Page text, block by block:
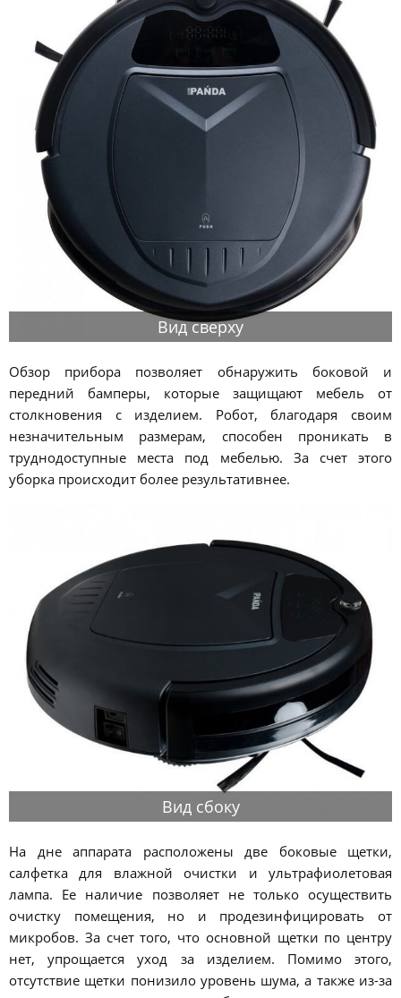
Вид сверху
Обзор прибора позволяет обнаружить боковой и
передний бамперы, которые защищают мебель от
столкновения с изделием. Робот, благодаря своим
незначительным размерам, способен проникать в
труднодоступные места под мебелью. За счет этого
уборка происходит более результативнее.
Вид сбоку
На дне аппарата расположены две боковые щетки,
салфетка для влажной очистки и ультрафиолетовая
лампа. Ее наличие позволяет не только осуществить
очистку помещения, но и продезинфицировать от
микробов. За счет того, что основной щетки по центру
нет, упрощается уход за изделием. Помимо этого,
отсутствие щетки понизило уровень шума, а также из-за